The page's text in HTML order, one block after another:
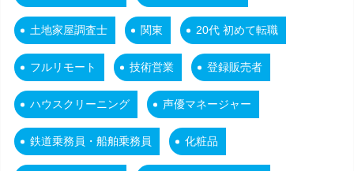
土地家屋調査士 関東 20代 初めて転職
フルリモート 技術営業 登録販売者
ハウスクリーニング 声優マネージャー
鉄道乗務員・船舶乗務員 化粧品